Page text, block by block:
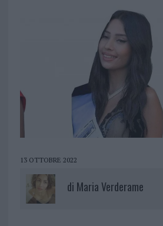
13 OTTOBRE 2022
di Maria Verderame